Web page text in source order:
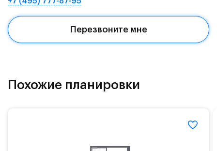
Красногорское и Рублево-Успенское шоссе.
Поблизости расположено новое наземное метро
МЦД «Одинцово».
Территория леса доступна для пеших и
Перезвоните мне
Похожие планировки